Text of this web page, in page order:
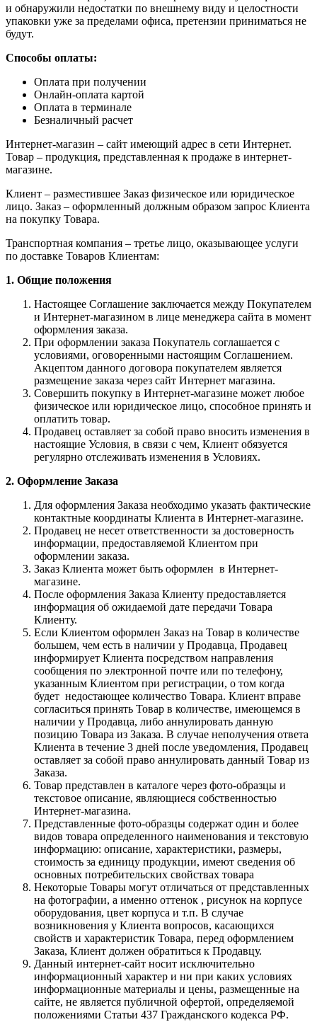
и обнаружили недостатки по внешнему виду и целостности
упаковки уже за пределами офиса, претензии приниматься не
будут.
Способы оплаты:
Оплата при получении
Онлайн-оплата картой
Оплата в терминале
Безналичный расчет
Интернет-магазин – сайт имеющий адрес в сети Интернет.
Товар – продукция, представленная к продаже в интернет-
магазине.
Клиент – разместившее Заказ физическое или юридическое
лицо. Заказ – оформленный должным образом запрос Клиента
на покупку Товара.
Транспортная компания – третье лицо, оказывающее услуги
по доставке Товаров Клиентам:
1. Общие положения
Настоящее Соглашение заключается между Покупателем
и Интернет-магазином в лице менеджера сайта в момент
оформления заказа.
При оформлении заказа Покупатель соглашается с
условиями, оговоренными настоящим Соглашением.
Акцептом данного договора покупателем является
размещение заказа через сайт Интернет магазина.
Совершить покупку в Интернет-магазине может любое
физическое или юридическое лицо, способное принять и
оплатить товар.
Продавец оставляет за собой право вносить изменения в
настоящие Условия, в связи с чем, Клиент обязуется
регулярно отслеживать изменения в Условиях.
2. Оформление Заказа
Для оформления Заказа необходимо указать фактические
контактные координаты Клиента в Интернет-магазине.
Продавец не несет ответственности за достоверность
информации, предоставляемой Клиентом при
оформлении заказа.
Заказ Клиента может быть оформлен в Интернет-
магазине.
После оформления Заказа Клиенту предоставляется
информация об ожидаемой дате передачи Товара
Клиенту.
Если Клиентом оформлен Заказ на Товар в количестве
большем, чем есть в наличии у Продавца, Продавец
информирует Клиента посредством направления
сообщения по электронной почте или по телефону,
указанным Клиентом при регистрации, о том когда
будет недостающее количество Товара. Клиент вправе
согласиться принять Товар в количестве, имеющемся в
наличии у Продавца, либо аннулировать данную
позицию Товара из Заказа. В случае неполучения ответа
Клиента в течение 3 дней после уведомления, Продавец
оставляет за собой право аннулировать данный Товар из
Заказа.
Товар представлен в каталоге через фото-образцы и
текстовое описание, являющиеся собственностью
Интернет-магазина.
Представленные фото-образцы содержат один и более
видов товара определенного наименования и текстовую
информацию: описание, характеристики, размеры,
стоимость за единицу продукции, имеют сведения об
основных потребительских свойствах товара
Некоторые Товары могут отличаться от представленных
на фотографии, а именно оттенок , рисунок на корпусе
оборудования, цвет корпуса и т.п. В случае
возникновения у Клиента вопросов, касающихся
свойств и характеристик Товара, перед оформлением
Заказа, Клиент должен обратиться к Продавцу.
Данный интернет-сайт носит исключительно
информационный характер и ни при каких условиях
информационные материалы и цены, размещенные на
сайте, не является публичной офертой, определяемой
положениями Статьи 437 Гражданского кодекса РФ.